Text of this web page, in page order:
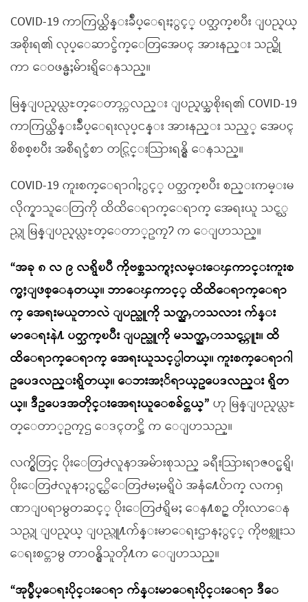
COVID-19 ကာကြယ္ထိန္းခ်ဳပ္ေရးႏွင့္ ပတ္သက္ၿပီး ျပည္နယ္
အစိုးရ၏ လုပ္ေဆာင္ခ်က္ေတြအေပၚ အားနည္း သည္ဆို
ကာ ေဝဖန္မႈမ်ားရွိေနသည္။
မြန္ျပည္နယ္လႊတ္ေတာ္ကလည္း ျပည္နယ္အစိုးရ၏ COVID-19
ကာကြယ္ထိန္းခ်ဳပ္ေရးလုပ္ငန္း အားနည္း သည့္ အေပၚ
စိစစ္ၿပီး အစီရင္ခံစာ တင္သြင္းသြားရန္ရွိ ေနသည္။
COVID-19 ကူးစက္ေရာဂါႏွင့္ ပတ္သက္ၿပီး စည္းကမ္းမ
လိုက္နာသူေတြကို ထိထိေရာက္ေရာက္ အေရးယူ သင့္သ
ည္ဟု မြန္ျပည္နယ္လႊတ္ေတာ္ဥကၠ႒ က ေျပာသည္။
“အခု ၈ လ ၉ လရွိၿပီ ကိုဗစ္အသက္ရႈလမ္းေၾကာင္းကူးစ
က္မႈျဖစ္ေနတယ္။ ဘာေၾကာင့္ ထိထိေရာက္ေရာ
က္ အေရးမယူတာလဲ ျပည္သူကို သက္ညႇာသလား က်န္း
မာေရးနဲ႔ ပတ္သက္ၿပီး ျပည္သူကို မသက္ညႇာသင့္ဘူး။ ထိ
ထိေရာက္ေရာက္ အေရးယူသင့္ပါတယ္။ ကူးစက္ေရာဂါ
ဥပေဒလည္းရွိတယ္။ ေဘးအႏၲရာယ္ဥပေဒလည္း ရွိတ
ယ္။ ဒီဥပေဒအတိုင္းအေရးယူေစခ်င္တယ္” ဟု မြန္ျပည္နယ္လႊ
တ္ေတာ္ဥကၠဌ ေဒၚတင္အိ က ေျပာသည္။
လက္ရွိတြင္ ပိုးေတြ႕လူနာအမ်ားစုသည္ ခရီးသြားရာဇဝင္မရွိ၊
ပိုးေတြ႕လူနာႏွင့္ထိေတြ႕မႈမရွိပဲ အနံ႔ေပ်ာက္ လကၡ
ဏာျပရာမွတဆင့္ ပိုးေတြ႕ရွိမႈ ေန႔စဥ္ တိုးလာေန
သည္ဟု ျပည္နယ္ ျပည္သူ႔က်န္းမာေရးဌာနႏွင့္ ကိုဗစ္ကူးသ
ေရးစင္တာမွ တာဝန္ရွိသူတို႔က ေျပာသည္။
“အုပ္ခ်ဳပ္ေရးပိုင္းေရာ က်န္းမာေရးပိုင္းေရာ ဒီေ